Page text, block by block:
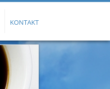
KONTAKT